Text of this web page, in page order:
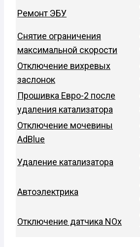
Ремонт ЭБУ
Снятие ограничения
максимальной скорости
Отключение вихревых
заслонок
Прошивка Евро-2 после
удаления катализатора
Отключение мочевины
AdBlue
Удаление катализатора
Автоэлектрика
Отключение датчика NOx